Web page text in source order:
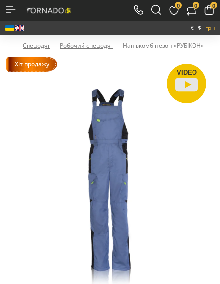
0 0 0
€ $ грн
Спецодяг Робочий спецодяг Напівкомбінезон «РУБІКОН»
VIDEO
Хіт продажу